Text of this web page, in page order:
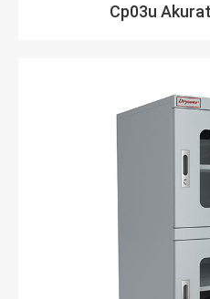
Cp03u